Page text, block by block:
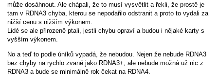
může dosáhnout. Ale chápali, že to musí vysvětlit a řekli, že prostě je
tam v RDNA3 chyba, kterou se nepodařilo odstranit a proto to vydali za
nižší cenu s nižším výkonem.
Lidé se ale přirozeně ptali, jestli chybu opraví a budou i nějaké karty s
vyšším výkonem.
No a teď to podle úníků vypadá, že nebudou. Nejen že nebude RDNA3
bez chyby na rychlo zvané jako RDNA3+, ale nebude možná už nic z
RDNA3 a bude se minimálně rok čekat na RDNA4.